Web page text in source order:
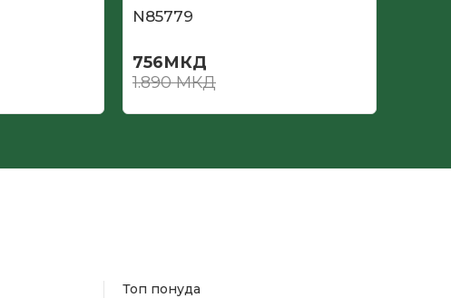
N85779
756МКД
1.890МКД
Топ понуда